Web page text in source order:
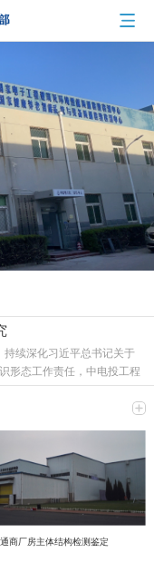
持续深化习近平总书记关于
形态工作责任，中电投工程
支召开专题支委会，集中研
明确落实举措。结合本次会
战场、最前沿，网络意识形
。习近平总书记深刻指
，必须坚持正能量是总要
络生态治理长效机制，营造
，党员、职工线上交流、
行为都直接代表单位形象、
“绿色转型 全民同行”主题号
绕三部权威宣传片展开，
标——让绿色低碳成为每个
行”主题宣传片 由生态环境
参与绿色转型，强调低碳发
示各领域在节能提效、绿
获批CNAS温室气体
简称中心）顺利通过中国合
得温室气体审定和核查分项
的成功获批，标志着中心
获得国家级、国际化权威认
接国投健康公司启动
商厂房主体结构检测鉴定